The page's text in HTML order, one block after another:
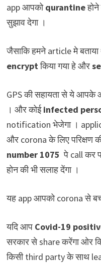
app आपकोqurantine
सुझाव देगा ।
जैसाकि हमने article मे
encryptकिया गया हे और
GPS की सहायता से ये
। और कोईinfected
notification भेजेगा ।
और corona के लिए परिक्षण
number 1075 पे call कर
होन की भी सलाह देंगा ।
यह app आपको corona से
यदि आप Covid-19
सरकार से share करेंगा ओर
किसी third party के साथ